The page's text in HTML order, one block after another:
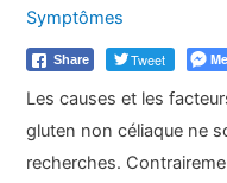
Symptômes
Share Tweet
Les causes et les
gluten non céliaque ne
recherches.